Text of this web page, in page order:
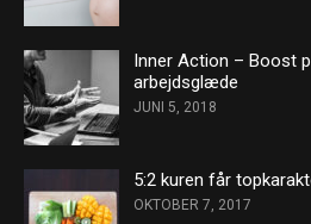
Inner Action – Boost
arbejdsglæde
JUNI 5, 2018
5:2 kuren får
OKTOBER 7, 2017